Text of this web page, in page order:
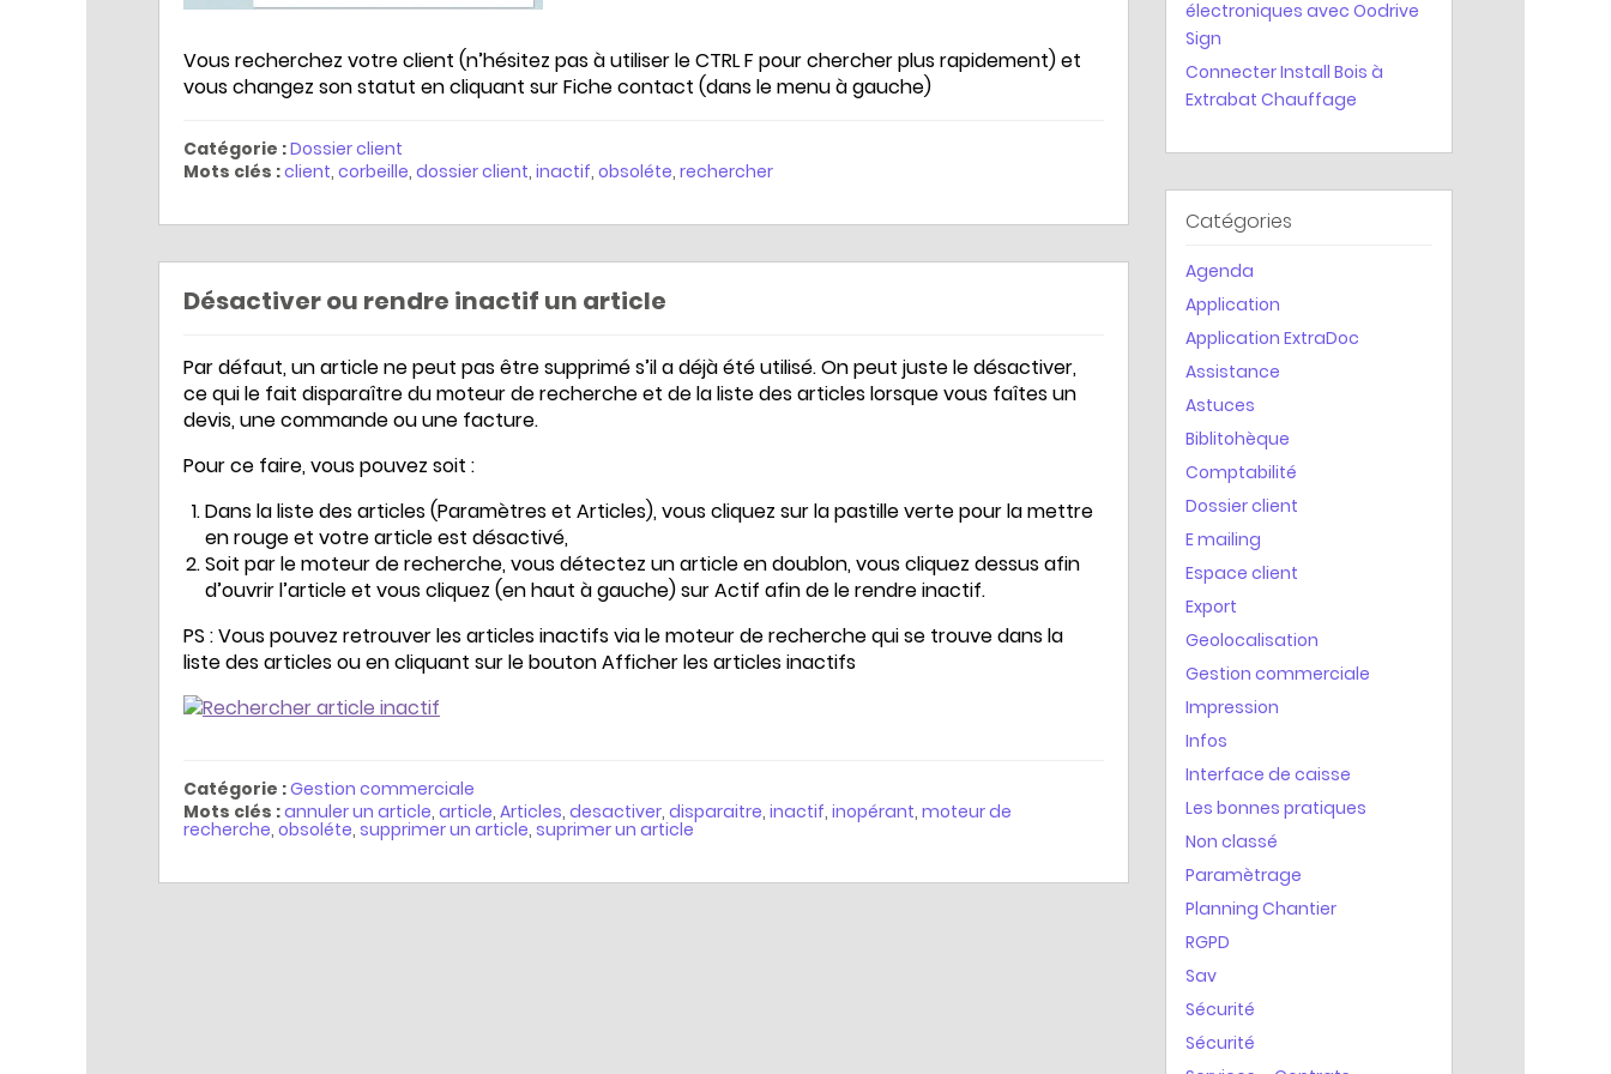
Statistiques
Vous recherchez votre client (n’hésitez pas à utiliser le CTRL F pour chercher plus rapidement) et
vous changez son statut en cliquant sur Fiche contact (dans le menu à gauche)
Catégorie :Dossier client
Mots clés :client, corbeille, dossier client, inactif, obsoléte, rechercher
Désactiver ou rendre inactif un article
Par défaut, un article ne peut pas être supprimé s’il a déjà été utilisé. On peut juste le désactiver,
ce qui le fait disparaître du moteur de recherche et de la liste des articles lorsque vous faîtes un
devis, une commande ou une facture.
Pour ce faire, vous pouvez soit :
Dans la liste des articles (Paramètres et Articles), vous cliquez sur la pastille verte pour la mettre
en rouge et votre article est désactivé,
Soit par le moteur de recherche, vous détectez un article en doublon, vous cliquez dessus afin
d’ouvrir l’article et vous cliquez (en haut à gauche) sur Actif afin de le rendre inactif.
PS : Vous pouvez retrouver les articles inactifs via le moteur de recherche qui se trouve dans la
liste des articles ou en cliquant sur le bouton Afficher les articles inactifs
Catégorie :Gestion commerciale
Mots clés :annuler un article, article, Articles, desactiver, disparaitre, inactif, inopérant, moteur de
recherche, obsoléte, supprimer un article, suprimer un article
électroniques avec Oodrive
Sign
Connecter Install Bois à
Extrabat Chauffage
Catégories
Agenda
Application
Application ExtraDoc
Assistance
Astuces
Biblitohèque
Comptabilité
Dossier client
E mailing
Espace client
Export
Geolocalisation
Gestion commerciale
Impression
Infos
Interface de caisse
Les bonnes pratiques
Non classé
Paramètrage
Planning Chantier
RGPD
Sav
Sécurité
Sécurité